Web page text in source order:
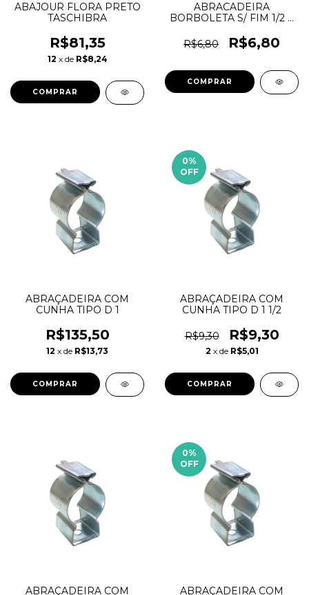
ABAJOUR FLORA PRETO
TASCHIBRA
R$81,35
12 x de R$8,24
ABRACADEIRA
BORBOLETA S/ FIM 1/2 X
R$6,80
R$6,80
ABRAÇADEIRA COM
CUNHA TIPO D 1
R$135,50
12 x de R$13,73
0%
OFF
ABRAÇADEIRA COM
CUNHA TIPO D 1 1/2
R$9,30 R$9,30
2 x de R$5,01
ABRAÇADEIRA COM
0%
OFF
ABRAÇADEIRA COM